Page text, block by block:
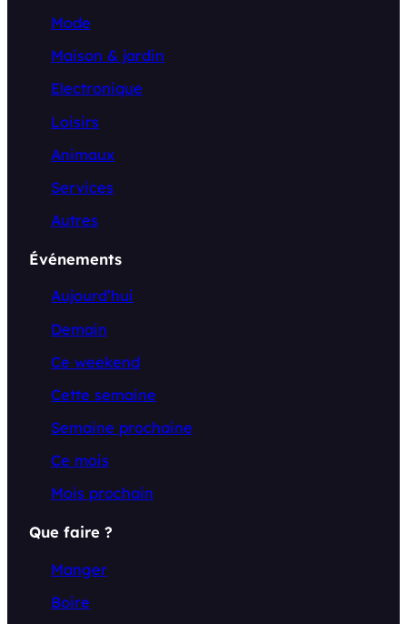
Mode
Maison & jardin
Electronique
Loisirs
Animaux
Services
Autres
Événements
Aujourd’hui
Demain
Ce weekend
Cette semaine
Semaine prochaine
Ce mois
Mois prochain
Que faire ?
Manger
Boire